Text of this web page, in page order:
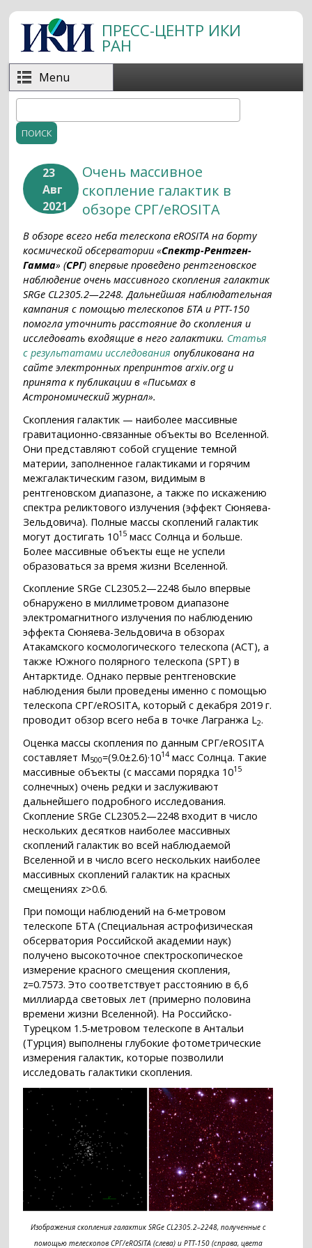
Перейти к основному содержанию
ПРЕСС-ЦЕНТР ИКИ
РАН
Menu
Форма поиска
23
Авг
2021
Очень массивное
скопление галактик в
обзоре СРГ/eROSITA
В обзоре всего неба телескопа eROSITA на борту
космической обсерватории «Спектр-Рентген-
Гамма» (СРГ) впервые проведено рентгеновское
наблюдение очень массивного скопления галактик
SRGe CL2305.2—2248. Дальнейшая наблюдательная
кампания с помощью телескопов БТА и РТТ-150
помогла уточнить расстояние до скопления и
исследовать входящие в него галактики. Статья
с результатами исследования опубликована на
сайте электронных препринтов arxiv.org и
принята к публикации в «Письмах в
Астрономический журнал».
Скопления галактик — наиболее массивные
гравитационно-связанные объекты во Вселенной.
Они представляют собой сгущение темной
материи, заполненное галактиками и горячим
межгалактическим газом, видимым в
рентгеновском диапазоне, а также по искажению
спектра реликтового излучения (эффект Сюняева-
Зельдовича). Полные массы скоплений галактик
могут достигать 1015 масс Солнца и больше.
Более массивные объекты еще не успели
образоваться за время жизни Вселенной.
Cкопление SRGe CL2305.2—2248 было впервые
обнаружено в миллиметровом диапазоне
электромагнитного излучения по наблюдению
эффекта Сюняева-Зельдовича в обзорах
Атакамского космологического телескопа (ACT), а
также Южного полярного телескопа (SPT) в
Антарктиде. Однако первые рентгеновские
наблюдения были проведены именно с помощью
телескопа СРГ/eROSITA, который с декабря 2019 г.
проводит обзор всего неба в точке Лагранжа L2.
Оценка массы скопления по данным СРГ/eROSITA
составляет M500=(9.0±2.6)·1014 масс Солнца. Такие
массивные объекты (с массами порядка 1015
солнечных) очень редки и заслуживают
дальнейшего подробного исследования.
Скопление SRGe CL2305.2—2248 входит в число
нескольких десятков наиболее массивных
скоплений галактик во всей наблюдаемой
Вселенной и в число всего нескольких наиболее
массивных скоплений галактик на красных
смещениях z>0.6.
При помощи наблюдений на 6-метровом
телескопе БТА (Специальная астрофизическая
обсерватория Российской академии наук)
получено высокоточное спектроскопическое
измерение красного смещения скопления,
z=0.7573. Это соответствует расстоянию в 6,6
миллиарда световых лет (примерно половина
времени жизни Вселенной). На Российско-
Турецком 1.5-метровом телескопе в Антальи
(Турция) выполнены глубокие фотометрические
измерения галактик, которые позволили
исследовать галактики скопления.
Изображения скопления галактик SRGe CL2305.2–2248, полученные с
помощью телескопов СРГ/eROSITA (слева) и РТТ-150 (справа, цвета